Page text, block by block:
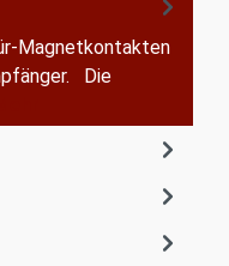
Magnetkontakten
Die